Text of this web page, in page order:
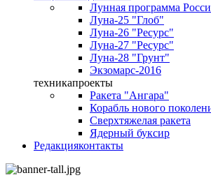
Лунная программа
Луна-25 "Глоб"
Луна-26 "Ресурс"
Луна-27 "Ресурс"
Луна-28 "Грунт"
Экзомарс-2016
техникапроекты
Ракета "Ангара"
Корабль нового
Сверхтяжелая ракета
Ядерный буксир
Редакцияконтакты